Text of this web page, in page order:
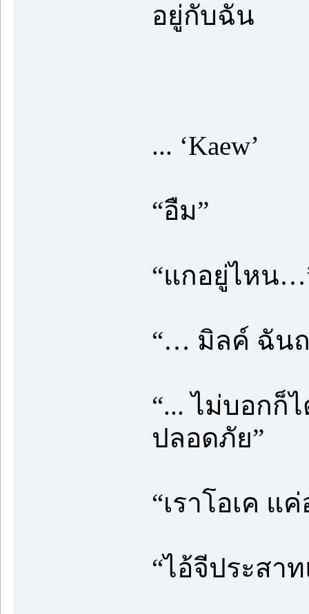
อยู่กับฉัน
... ‘Kaew’
“อืม”
“แกอยู่ไหน
“… มิลค์ ฉันถ
“... ไม่บอกก็
ปลอดภัย”
“เราโอเค แ
“ไอ้จีประสา